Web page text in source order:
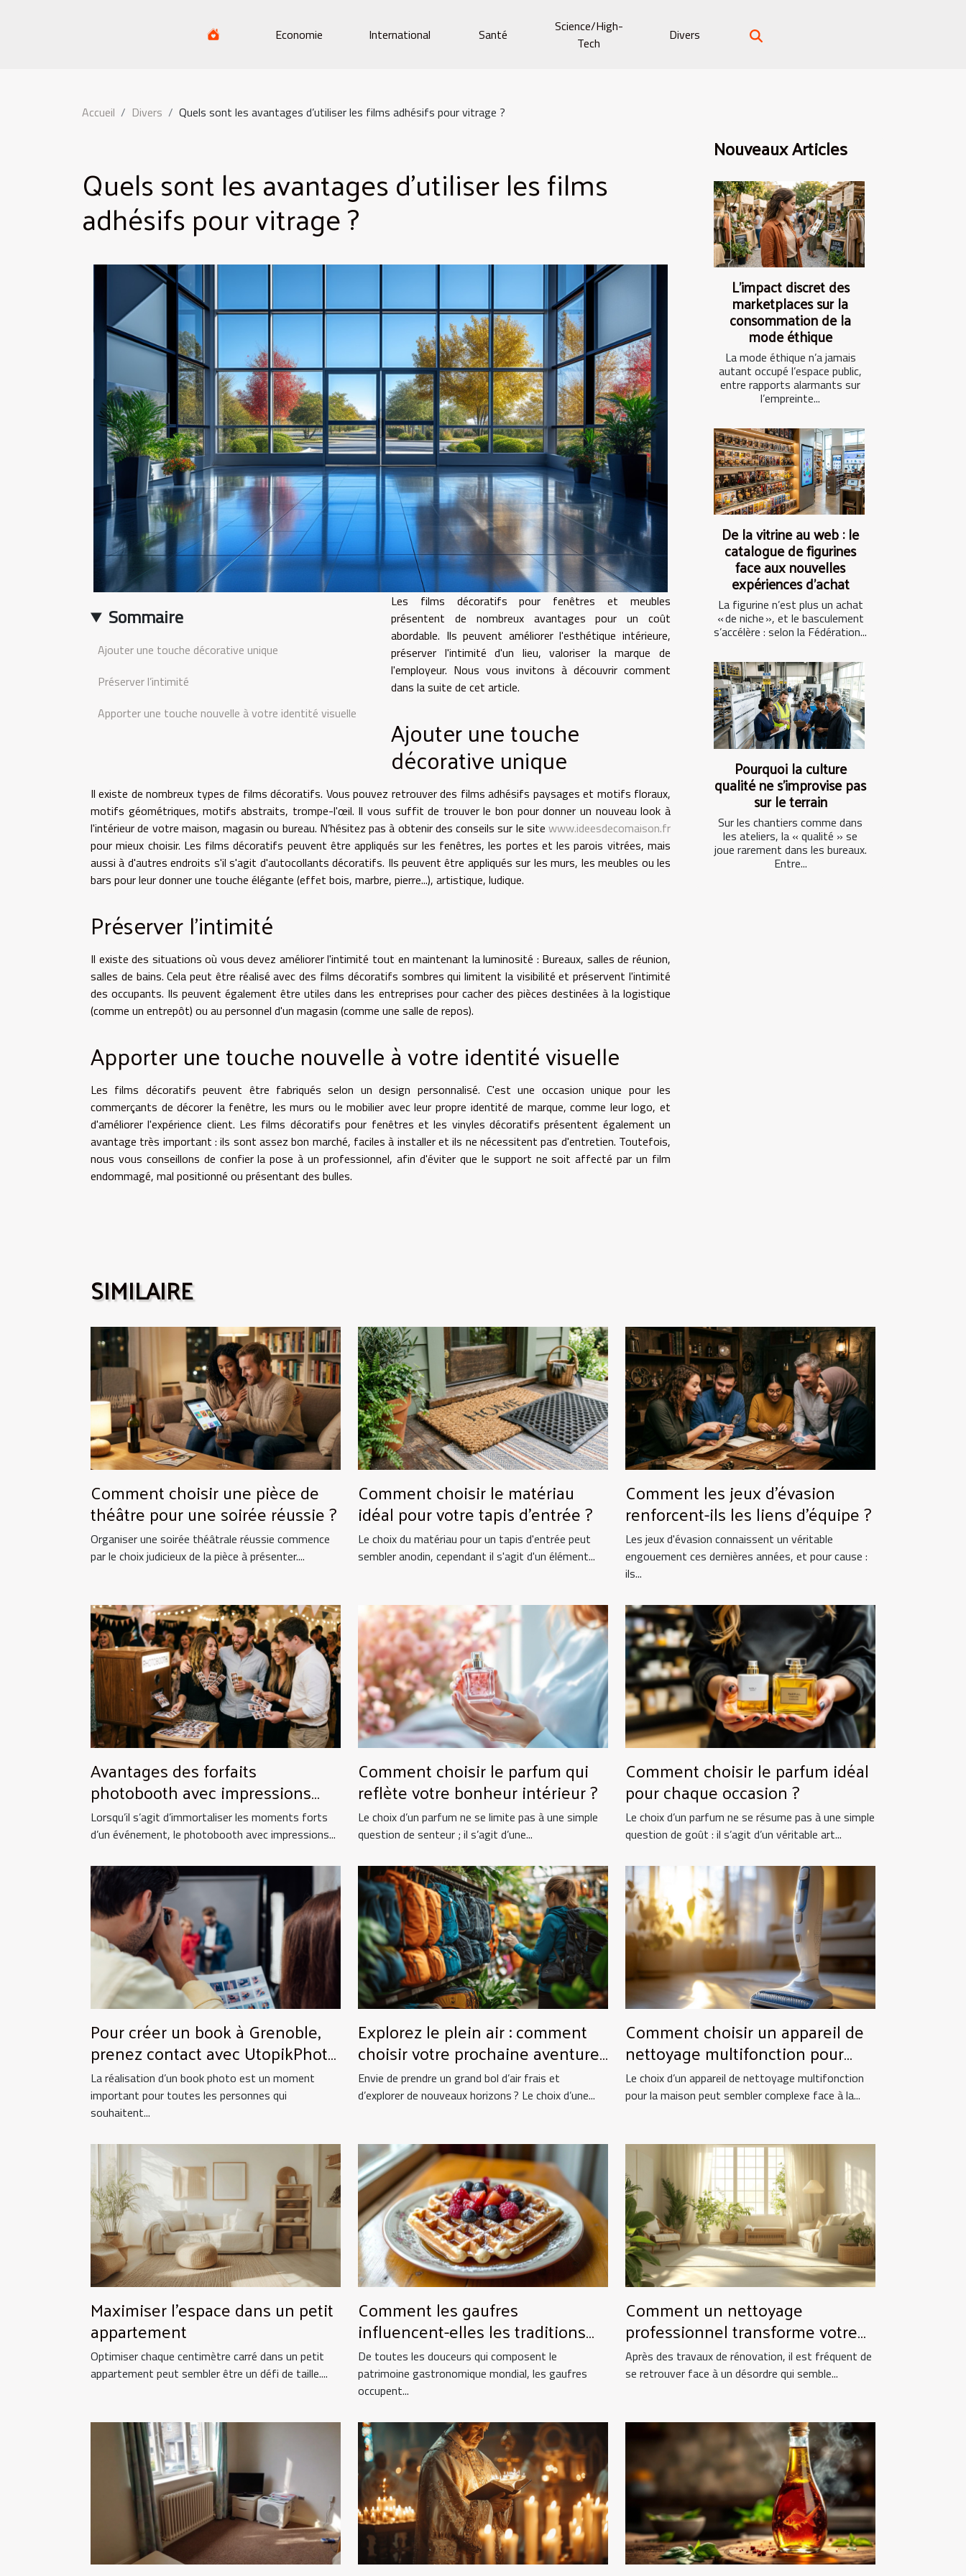
Economie International Santé
Science/High-
Tech
Divers
Accueil Divers Quels sont les avantages d’utiliser les films adhésifs pour vitrage ?
Quels sont les avantages d’utiliser les films
adhésifs pour vitrage ?
Sommaire
Ajouter une touche décorative unique
Préserver l’intimité
Apporter une touche nouvelle à votre identité visuelle
Les films décoratifs pour fenêtres et meubles
présentent de nombreux avantages pour un coût
abordable. Ils peuvent améliorer l'esthétique intérieure,
préserver l'intimité d'un lieu, valoriser la marque de
l'employeur. Nous vous invitons à découvrir comment
dans la suite de cet article.
Ajouter une touche
décorative unique
Il existe de nombreux types de films décoratifs. Vous pouvez retrouver des films adhésifs paysages et motifs floraux,
motifs géométriques, motifs abstraits, trompe-l'œil. Il vous suffit de trouver le bon pour donner un nouveau look à
l'intérieur de votre maison, magasin ou bureau. N’hésitez pas à obtenir des conseils sur le site www.ideesdecomaison.fr
pour mieux choisir. Les films décoratifs peuvent être appliqués sur les fenêtres, les portes et les parois vitrées, mais
aussi à d'autres endroits s'il s'agit d'autocollants décoratifs. Ils peuvent être appliqués sur les murs, les meubles ou les
bars pour leur donner une touche élégante (effet bois, marbre, pierre...), artistique, ludique.
Préserver l’intimité
Il existe des situations où vous devez améliorer l'intimité tout en maintenant la luminosité : Bureaux, salles de réunion,
salles de bains. Cela peut être réalisé avec des films décoratifs sombres qui limitent la visibilité et préservent l'intimité
des occupants. Ils peuvent également être utiles dans les entreprises pour cacher des pièces destinées à la logistique
(comme un entrepôt) ou au personnel d'un magasin (comme une salle de repos).
Apporter une touche nouvelle à votre identité visuelle
Les films décoratifs peuvent être fabriqués selon un design personnalisé. C'est une occasion unique pour les
commerçants de décorer la fenêtre, les murs ou le mobilier avec leur propre identité de marque, comme leur logo, et
d'améliorer l'expérience client. Les films décoratifs pour fenêtres et les vinyles décoratifs présentent également un
avantage très important : ils sont assez bon marché, faciles à installer et ils ne nécessitent pas d'entretien. Toutefois,
nous vous conseillons de confier la pose à un professionnel, afin d'éviter que le support ne soit affecté par un film
endommagé, mal positionné ou présentant des bulles.
Nouveaux Articles
L’impact discret des
marketplaces sur la
consommation de la
mode éthique
La mode éthique n’a jamais
autant occupé l’espace public,
entre rapports alarmants sur
l’empreinte...
De la vitrine au web : le
catalogue de figurines
face aux nouvelles
expériences d’achat
La figurine n’est plus un achat
« de niche », et le basculement
s’accélère : selon la Fédération...
Pourquoi la culture
qualité ne s’improvise pas
sur le terrain
Sur les chantiers comme dans
les ateliers, la « qualité » se
joue rarement dans les bureaux.
Entre...
SIMILAIRE
Comment choisir une pièce de
théâtre pour une soirée réussie ?
Organiser une soirée théâtrale réussie commence
par le choix judicieux de la pièce à présenter....
Comment choisir le matériau
idéal pour votre tapis d'entrée ?
Le choix du matériau pour un tapis d'entrée peut
sembler anodin, cependant il s'agit d'un élément...
Comment les jeux d'évasion
renforcent-ils les liens d'équipe ?
Les jeux d'évasion connaissent un véritable
engouement ces dernières années, et pour cause :
ils...
Avantages des forfaits
photobooth avec impressions
illimitées
Lorsqu’il s’agit d’immortaliser les moments forts
d’un événement, le photobooth avec impressions...
Comment choisir le parfum qui
reflète votre bonheur intérieur ?
Le choix d’un parfum ne se limite pas à une simple
question de senteur ; il s’agit d’une...
Comment choisir le parfum idéal
pour chaque occasion ?
Le choix d’un parfum ne se résume pas à une simple
question de goût : il s’agit d’un véritable art...
Pour créer un book à Grenoble,
prenez contact avec UtopikPhoto
!La réalisation d’un book photo est un moment
important pour toutes les personnes qui
souhaitent...
Explorez le plein air : comment
choisir votre prochaine aventure
nature ?
Envie de prendre un grand bol d’air frais et
d’explorer de nouveaux horizons ? Le choix d’une...
Comment choisir un appareil de
nettoyage multifonction pour
votre maison ?
Le choix d’un appareil de nettoyage multifonction
pour la maison peut sembler complexe face à la...
Maximiser l'espace dans un petit
appartement
Optimiser chaque centimètre carré dans un petit
appartement peut sembler être un défi de taille....
Comment les gaufres
influencent-elles les traditions
culinaires ?
De toutes les douceurs qui composent le
patrimoine gastronomique mondial, les gaufres
occupent...
Comment un nettoyage
professionnel transforme votre
espace après rénovation ?
Après des travaux de rénovation, il est fréquent de
se retrouver face à un désordre qui semble...